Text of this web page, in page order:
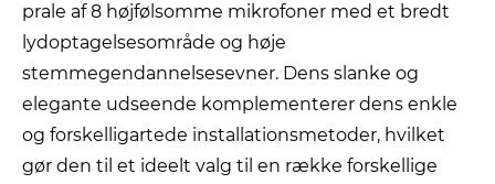
prale af 8 højfølsomme mikrofoner med et bredt
lydoptagelsesområde og høje
stemmegendannelsesevner. Dens slanke og
elegante udseende komplementerer dens enkle
og forskelligartede installationsmetoder, hvilket
gør den til et ideelt valg til en række forskellige